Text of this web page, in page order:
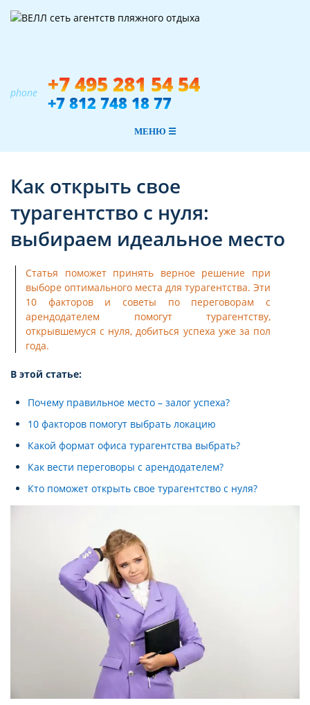
phone +7 495 281 54 54
+7 812 748 18 77
МЕНЮ ☰
Как открыть свое
турагентство с нуля:
выбираем идеальное место
Статья поможет принять верное решение при
выборе оптимального места для турагентства. Эти
10 факторов и советы по переговорам с
арендодателем помогут турагентству,
открывшемуся с нуля, добиться успеха уже за пол
года.
В этой статье:
Почему правильное место – залог успеха?
10 факторов помогут выбрать локацию
Какой формат офиса турагентства выбрать?
Как вести переговоры с арендодателем?
Кто поможет открыть свое турагентство с нуля?